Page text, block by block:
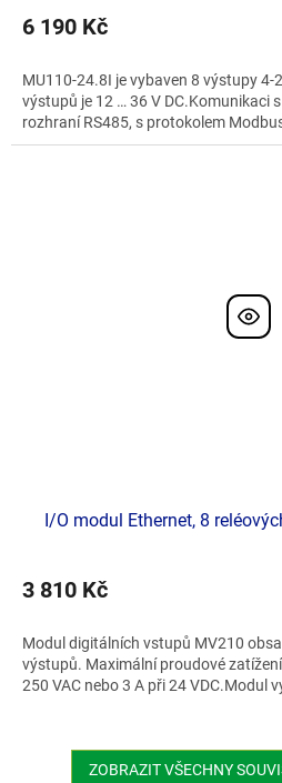
6 190 Kč
MU110-24.8I je vybaven 8 výstupy 4-
výstupů je 12 … 36 V DC.Komunikaci
rozhraní RS485, s protokolem
I/O modul Ethernet, 8
3 810 Kč
Modul digitálních vstupů MV210
výstupů. Maximální proudové
250 VAC nebo 3 A při 24 VDC.Modul
ZOBRAZIT VŠECHNY